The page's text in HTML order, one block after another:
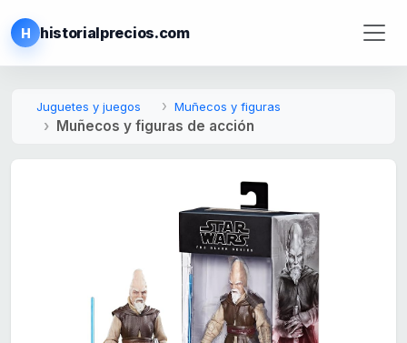
H historialprecios.com
Juguetes y juegos Muñecos y figuras
Muñecos y figuras de acción